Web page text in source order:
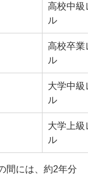
高校中級
ル
高校卒業
ル
大学中級
ル
大学上級
ル
間には、約2年分